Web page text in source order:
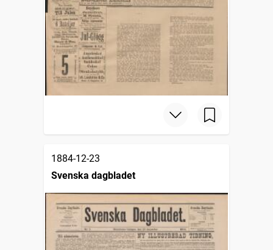
1884-12-23
Svenska dagbladet